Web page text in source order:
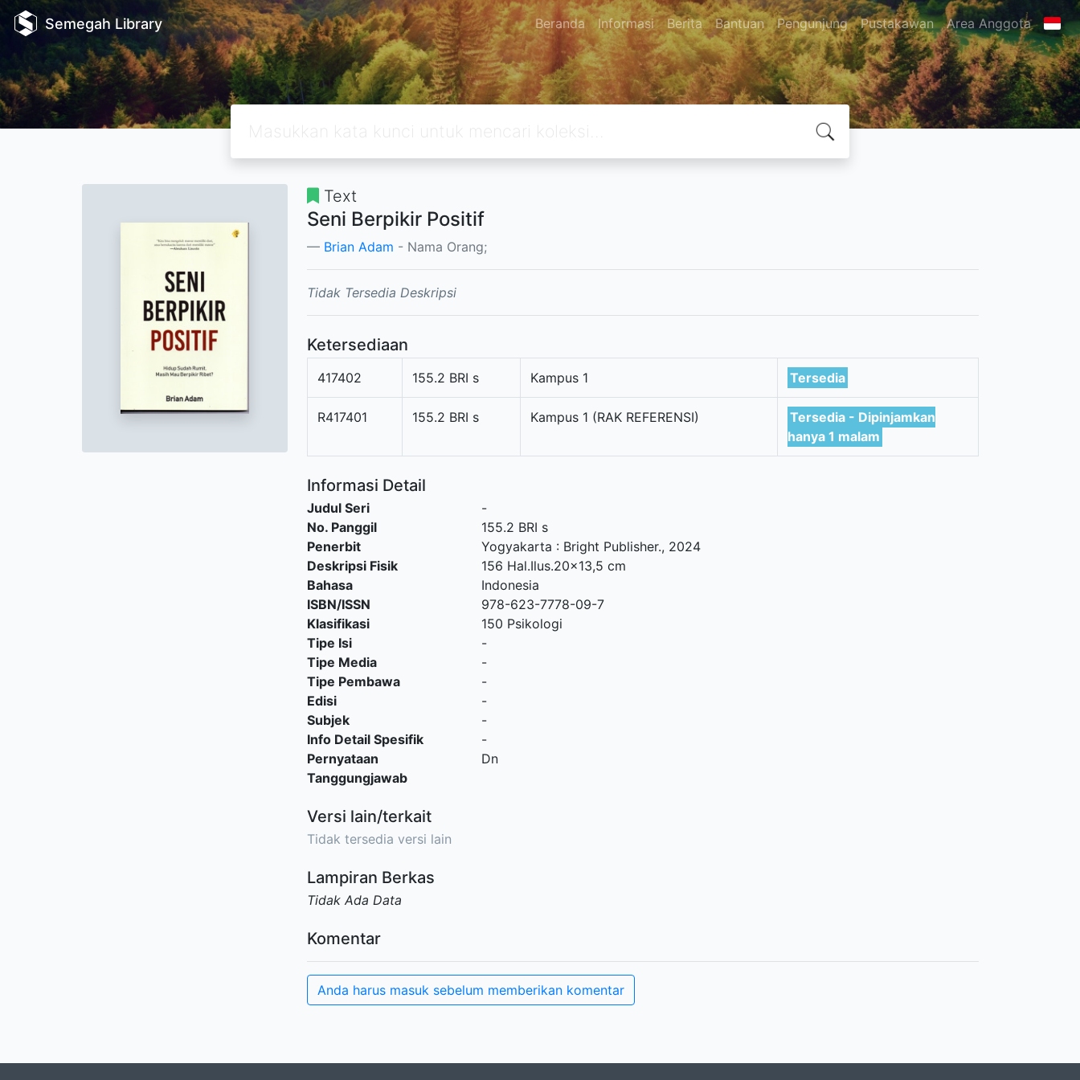
Semegah Library Beranda Informasi Berita Bantuan Pengunjung Pustakawan Area Anggota
Text
Seni Berpikir Positif
Brian Adam - Nama Orang;
Tidak Tersedia Deskripsi
Ketersediaan
417402 155.2 BRI s Kampus 1 Tersedia
R417401 155.2 BRI s Kampus 1 (RAK REFERENSI)
Tersedia - Dipinjamkan
hanya 1 malam
Informasi Detail
Judul Seri
-
No. Panggil
155.2 BRI s
Penerbit
Yogyakarta : Bright Publisher., 2024
Deskripsi Fisik
156 Hal.Ilus.20x13,5 cm
Bahasa
Indonesia
ISBN/ISSN
978-623-7778-09-7
Klasifikasi
150 Psikologi
Tipe Isi
-
Tipe Media
-
Tipe Pembawa
-
Edisi
-
Subjek
-
Info Detail Spesifik
-
Pernyataan
Tanggungjawab
Dn
Versi lain/terkait
Tidak tersedia versi lain
Lampiran Berkas
Tidak Ada Data
Komentar
Anda harus masuk sebelum memberikan komentar